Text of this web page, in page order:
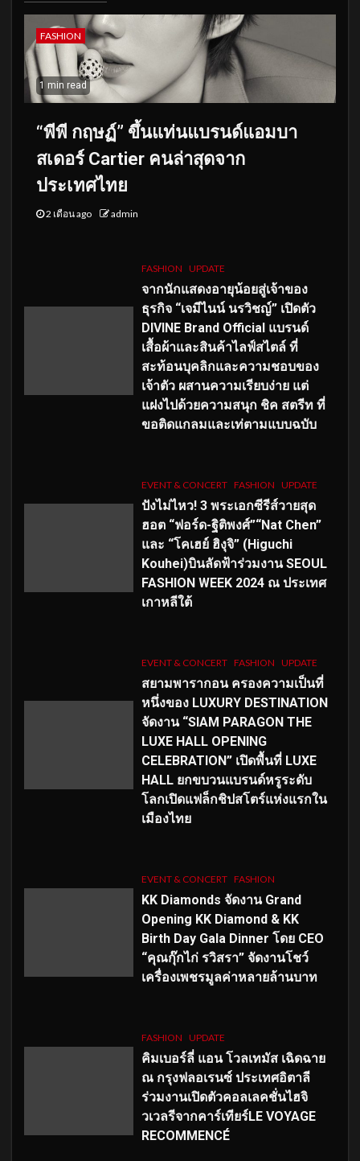
FASHION
1 min read
“พีพี กฤษฏ์” ขึ้นแท่นแบรนด์แอมบา
สเดอร์ Cartier คนล่าสุดจาก
ประเทศไทย
2 เดือน ago admin
FASHION UPDATE
จากนักแสดงอายุน้อยสู่เจ้าของ
ธุรกิจ “เจมีไนน์ นรวิชญ์” เปิดตัว
DIVINE Brand Official แบรนด์
เสื้อผ้าและสินค้าไลฟ์สไตล์ ที่
สะท้อนบุคลิกและความชอบของ
เจ้าตัว ผสานความเรียบง่าย แต่
แฝงไปด้วยความสนุก ชิค สตรีท ที่
ขอติดแกลมและเท่ตามแบบฉบับ
EVENT & CONCERT FASHION UPDATE
ปังไม่ไหว! 3 พระเอกซีรีส์วายสุด
ฮอต “ฟอร์ด-ฐิติพงศ์”“Nat Chen”
และ “โคเฮย์ ฮิงุจิ” (Higuchi
Kouhei)บินลัดฟ้าร่วมงาน SEOUL
FASHION WEEK 2024 ณ ประเทศ
เกาหลีใต้
EVENT & CONCERT FASHION UPDATE
สยามพารากอน ครองความเป็นที่
หนึ่งของ LUXURY DESTINATION
จัดงาน “SIAM PARAGON THE
LUXE HALL OPENING
CELEBRATION” เปิดพื้นที่ LUXE
HALL ยกขบวนแบรนด์หรูระดับ
โลกเปิดแฟล็กชิปสโตร์แห่งแรกใน
เมืองไทย
EVENT & CONCERT FASHION
KK Diamonds จัดงาน Grand
Opening KK Diamond & KK
Birth Day Gala Dinner โดย CEO
“คุณกุ๊กไก่ รวิสรา” จัดงานโชว์
เครื่องเพชรมูลค่าหลายล้านบาท
FASHION UPDATE
คิมเบอร์ลี่ แอน โวลเทมัส เฉิดฉาย
ณ กรุงฟลอเรนซ์ ประเทศอิตาลี
ร่วมงานเปิดตัวคอลเลคชั่นไฮจิ
วเวลรีจากคาร์เทียร์LE VOYAGE
RECOMMENCÉ